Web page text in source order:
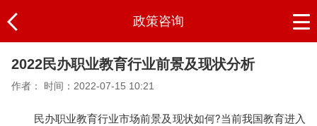
政策咨询
2022民办职业教育行业前景及现状分析
作者： 时间：2022-07-15 10:21
民办职业教育行业市场前景及现状如何?当前我国教育进入